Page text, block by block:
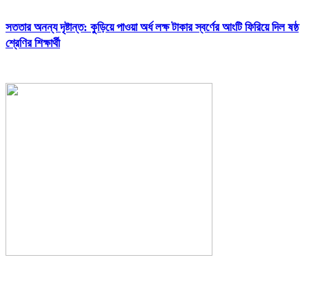
সততার অনন্য দৃষ্টান্ত: কুড়িয়ে পাওয়া অর্ধ লক্ষ টাকার স্বর্ণের আংটি ফিরিয়ে দিল ষষ্ঠ
শ্রেণির শিক্ষার্থী